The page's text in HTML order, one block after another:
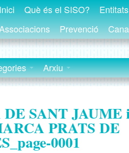
Què és el SISO?
Prevenció
Arxiu
DE SANT JAUME
PRATS DE
0001